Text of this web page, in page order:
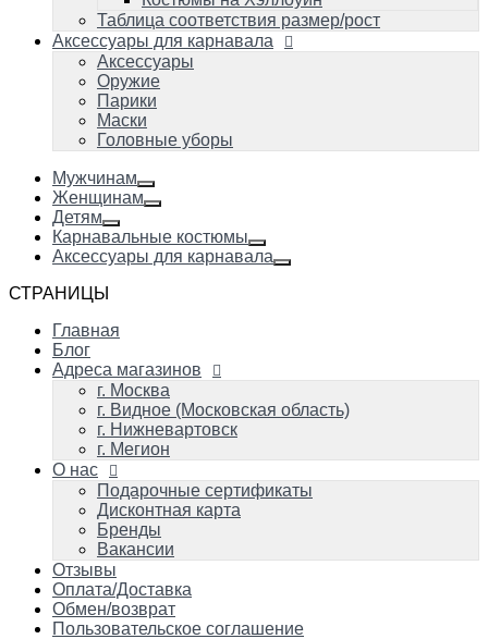
Таблица соответствия размер/рост
Аксессуары для карнавала
Аксессуары
Оружие
Парики
Маски
Головные уборы
Мужчинам
Женщинам
Детям
Карнавальные костюмы
Аксессуары для карнавала
СТРАНИЦЫ
Главная
Блог
Адреса магазинов
г. Москва
г. Видное (Московская область)
г. Нижневартовск
г. Мегион
О нас
Подарочные сертификаты
Дисконтная карта
Бренды
Вакансии
Отзывы
Оплата/Доставка
Обмен/возврат
Пользовательское соглашение